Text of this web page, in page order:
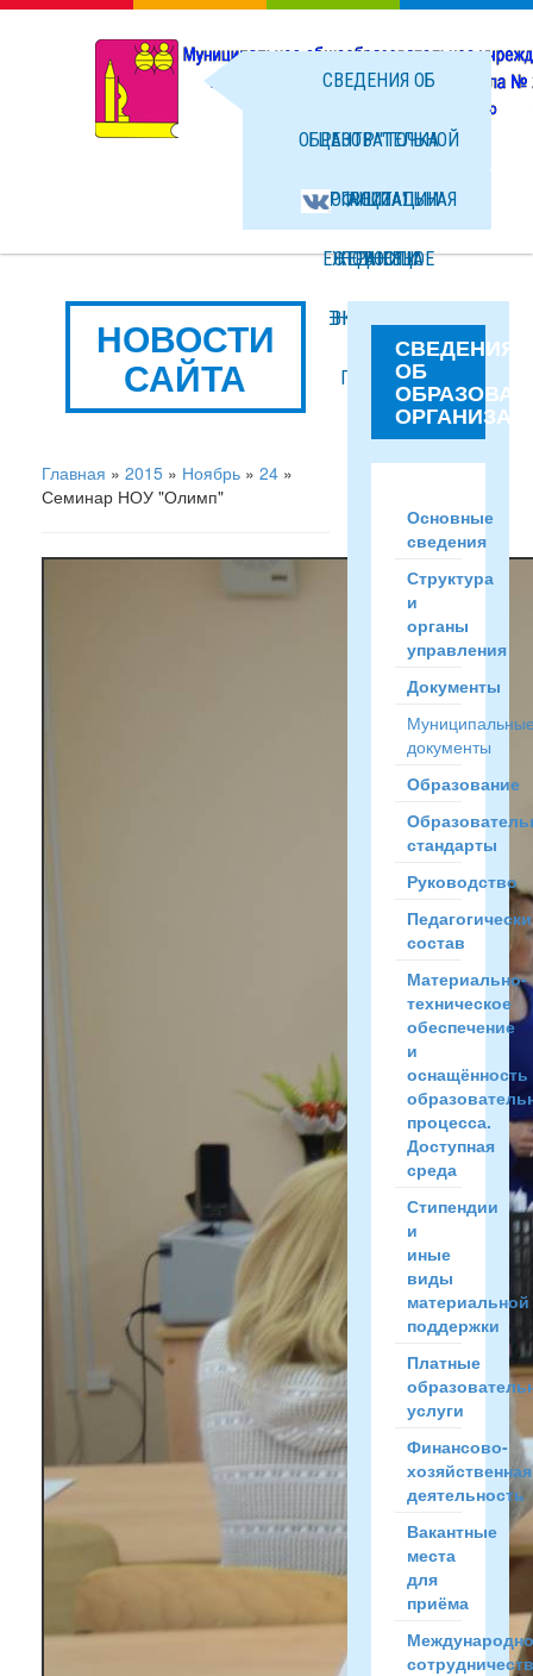
СВЕДЕНИЯ ОБ
ОБРАЗОВАТЕЛЬНОЙ
ОРГАНИЗАЦИИ
НОВОСТИ
ФАЙЛЫ
ЦЕНТР "ТОЧКА
РОСТА"
ЕЖЕДНЕВНОЕ
МЕНЮ ГОРЯЧЕГО
ПИТАНИЯ
ОФИЦИАЛЬНАЯ
СТРАНИЦА
ВКОНТАКТЕ
НОВОСТИ
САЙТА
Главная » 2015 » Ноябрь » 24 »
Семинар НОУ "Олимп"
СВЕДЕНИЯ
ОБ
Основные
сведения
Структура
и
органы
управления
Документы
документы
Образование
стандарты
Руководство
состав
Материально-
техническое
обеспечение
и
оснащённость
процесса.
Доступная
среда
Стипендии
и
иные
виды
материальной
поддержки
Платные
услуги
Финансово-
хозяйственная
деятельность
Вакантные
места
для
приёма